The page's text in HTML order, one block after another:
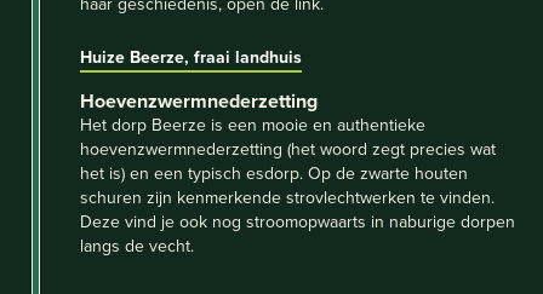
Huize Beerze, fraai landhuis
Hoevenzwermnederzetting
Het dorp Beerze is een mooie en authentieke
hoevenzwermnederzetting (het woord zegt precies wat
het is) en een typisch esdorp. Op de zwarte houten
schuren zijn kenmerkende strovlechtwerken te vinden.
Deze vind je ook nog stroomopwaarts in naburige dorpen
langs de vecht.